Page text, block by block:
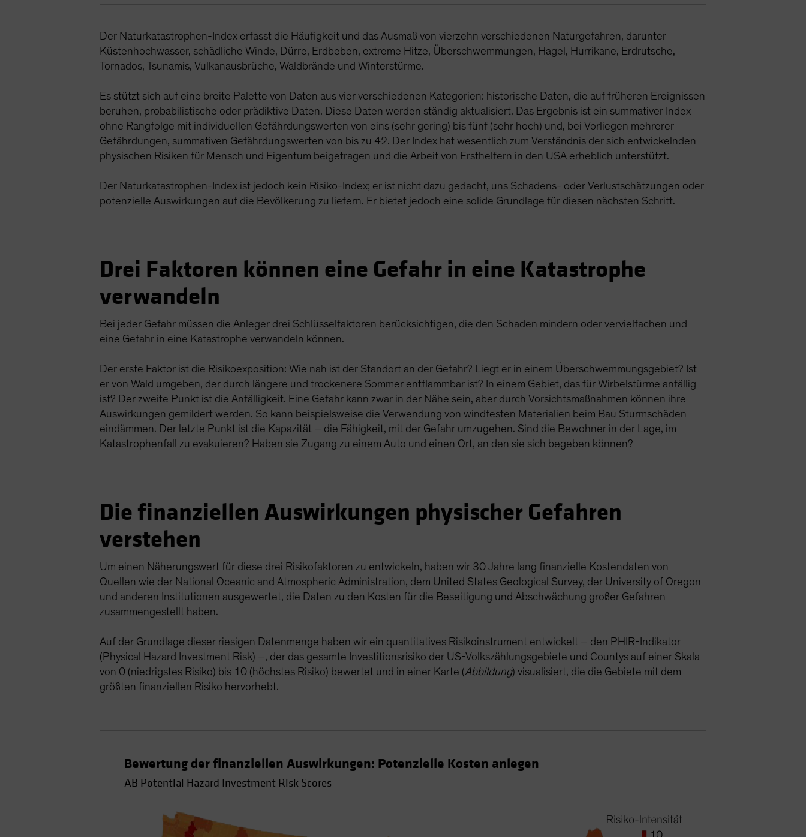
Der Naturkatastrophen-Index erfasst die Häufigkeit und das Ausmaß von vierzehn verschiedenen Naturgefahren, darunter
Küstenhochwasser, schädliche Winde, Dürre, Erdbeben, extreme Hitze, Überschwemmungen, Hagel, Hurrikane, Erdrutsche,
Tornados, Tsunamis, Vulkanausbrüche, Waldbrände und Winterstürme.
Es stützt sich auf eine breite Palette von Daten aus vier verschiedenen Kategorien: historische Daten, die auf früheren Ereignissen
beruhen, probabilistische oder prädiktive Daten. Diese Daten werden ständig aktualisiert. Das Ergebnis ist ein summativer Index
ohne Rangfolge mit individuellen Gefährdungswerten von eins (sehr gering) bis fünf (sehr hoch) und, bei Vorliegen mehrerer
Gefährdungen, summativen Gefährdungswerten von bis zu 42. Der Index hat wesentlich zum Verständnis der sich entwickelnden
physischen Risiken für Mensch und Eigentum beigetragen und die Arbeit von Ersthelfern in den USA erheblich unterstützt.
Der Naturkatastrophen-Index ist jedoch kein Risiko-Index; er ist nicht dazu gedacht, uns Schadens- oder Verlustschätzungen oder
potenzielle Auswirkungen auf die Bevölkerung zu liefern. Er bietet jedoch eine solide Grundlage für diesen nächsten Schritt.
Drei Faktoren können eine Gefahr in eine Katastrophe
verwandeln
Bei jeder Gefahr müssen die Anleger drei Schlüsselfaktoren berücksichtigen, die den Schaden mindern oder vervielfachen und
eine Gefahr in eine Katastrophe verwandeln können.
Der erste Faktor ist die Risikoexposition: Wie nah ist der Standort an der Gefahr? Liegt er in einem Überschwemmungsgebiet? Ist
er von Wald umgeben, der durch längere und trockenere Sommer entflammbar ist? In einem Gebiet, das für Wirbelstürme anfällig
ist? Der zweite Punkt ist die Anfälligkeit. Eine Gefahr kann zwar in der Nähe sein, aber durch Vorsichtsmaßnahmen können ihre
Auswirkungen gemildert werden. So kann beispielsweise die Verwendung von windfesten Materialien beim Bau Sturmschäden
eindämmen. Der letzte Punkt ist die Kapazität – die Fähigkeit, mit der Gefahr umzugehen. Sind die Bewohner in der Lage, im
Katastrophenfall zu evakuieren? Haben sie Zugang zu einem Auto und einen Ort, an den sie sich begeben können?
Die finanziellen Auswirkungen physischer Gefahren
verstehen
Um einen Näherungswert für diese drei Risikofaktoren zu entwickeln, haben wir 30 Jahre lang finanzielle Kostendaten von
Quellen wie der National Oceanic and Atmospheric Administration, dem United States Geological Survey, der University of Oregon
und anderen Institutionen ausgewertet, die Daten zu den Kosten für die Beseitigung und Abschwächung großer Gefahren
zusammengestellt haben.
Auf der Grundlage dieser riesigen Datenmenge haben wir ein quantitatives Risikoinstrument entwickelt – den PHIR-Indikator
(Physical Hazard Investment Risk) –, der das gesamte Investitionsrisiko der US-Volkszählungsgebiete und Countys auf einer Skala
von 0 (niedrigstes Risiko) bis 10 (höchstes Risiko) bewertet und in einer Karte (Abbildung) visualisiert, die die Gebiete mit dem
größten finanziellen Risiko hervorhebt.
Bewertung der finanziellen Auswirkungen: Potenzielle Kosten anlegen
AB Potential Hazard Investment Risk Scores